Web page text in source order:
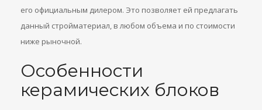
его официальным дилером. Это позволяет ей предлагать
данный стройматериал, в любом объема и по стоимости
ниже рыночной.
Особенности
керамических блоков